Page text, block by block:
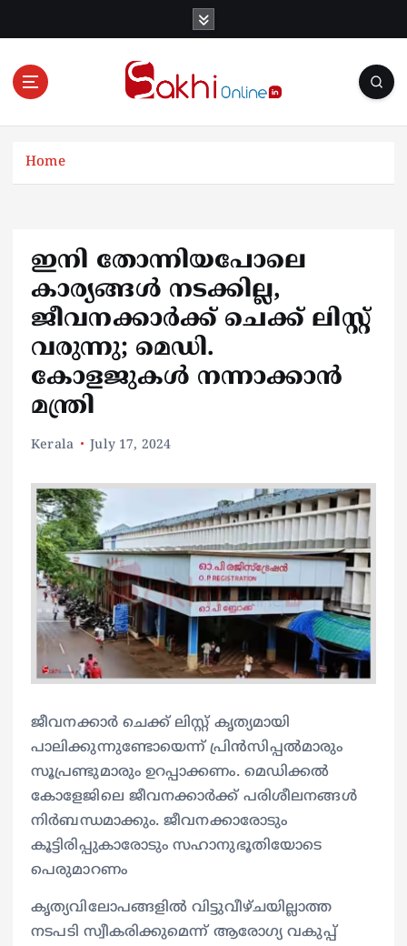
Online News Portal
Home
ഇനി തോന്നിയപോലെ
കാര്യങ്ങൾ നടക്കില്ല,
ജീവനക്കാര്‍ക്ക് ചെക്ക് ലിസ്റ്റ്
വരുന്നു; മെഡി.
കോളജുകൾ നന്നാക്കാൻ
മന്ത്രി
Kerala July 17, 2024
ജീവനക്കാര്‍ ചെക്ക് ലിസ്റ്റ് കൃത്യമായി
പാലിക്കുന്നുണ്ടോയെന്ന് പ്രിന്‍സിപ്പല്‍മാരും
സൂപ്രണ്ടുമാരും ഉറപ്പാക്കണം. മെഡിക്കല്‍
കോളേജിലെ ജീവനക്കാര്‍ക്ക് പരിശീലനങ്ങള്‍
നിര്‍ബന്ധമാക്കും. ജീവനക്കാരോടും
കൂട്ടിരിപ്പുകാരോടും സഹാനുഭൂതിയോടെ
പെരുമാറണം
കൃത്യവിലോപങ്ങളില്‍ വിട്ടുവീഴ്ചയില്ലാത്ത
നടപടി സ്വീകരിക്കുമെന്ന് ആരോഗ്യ വകുപ്പ്